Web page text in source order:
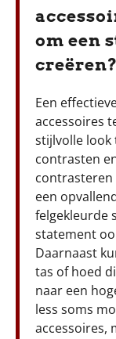
om een
creëren?
Een
accessoires
stijlvolle look
contrasten
contrasteren
een
felgekleurde
statement
Daarnaast
tas of hoed
naar een
less soms
accessoires,